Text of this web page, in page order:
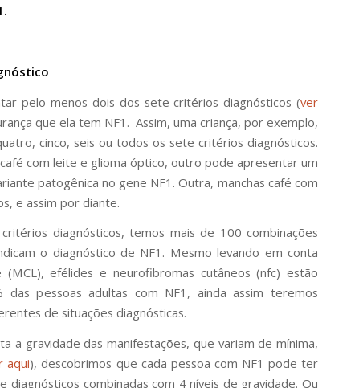
pelo menos dois dos sete critérios diagnósticos (ver
que ela tem NF1. Assim, uma criança, por exemplo,
cinco, seis ou todos os sete critérios diagnósticos.
com leite e glioma óptico, outro pode apresentar um
patogênica no gene NF1. Outra, manchas café com
e assim por diante.
diagnósticos, temos mais de 100 combinações
o diagnóstico de NF1. Mesmo levando em conta
efélides e neurofibromas cutâneos (nfc) estão
pessoas adultas com NF1, ainda assim teremos
de situações diagnósticas.
a gravidade das manifestações, que variam de mínima,
aqui), descobrimos que cada pessoa com NF1 pode ter
diagnósticos combinadas com 4 níveis de gravidade. Ou